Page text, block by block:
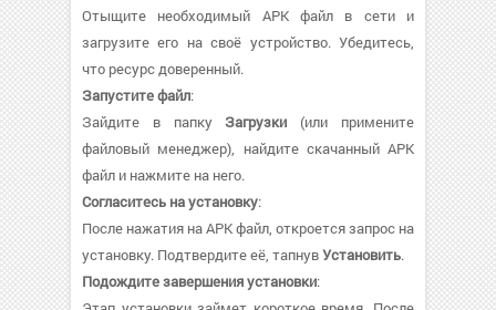
Отыщите необходимый APK файл в сети и
загрузите его на своё устройство. Убедитесь,
что ресурс доверенный.
Запустите файл:
Зайдите в папкуЗагрузки (или примените
файловый менеджер), найдите скачанный APK
файл и нажмите на него.
Согласитесь на установку:
После нажатия на APK файл, откроется запрос на
установку. Подтвердите её, тапнувУстановить.
Подождите завершения установки: